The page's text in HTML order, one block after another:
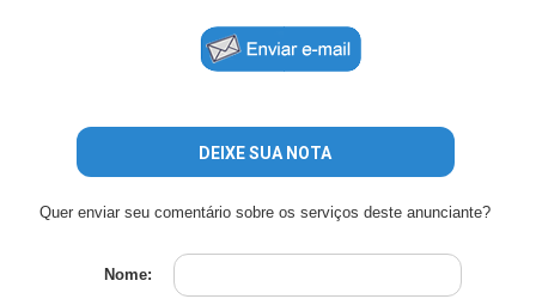
DEIXE SUA NOTA
Quer enviar seu comentário sobre os serviços deste anunciante?
Nome: